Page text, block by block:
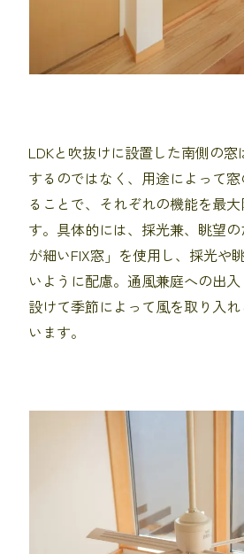
LDKと吹抜けに設置した南側の
するのではなく、用途によって
ることで、それぞれの機能を最
す。具体的には、採光兼、眺望
が細いFIX窓」を使用し、採光や
いように配慮。通風兼庭への出
設けて季節によって風を取り入
います。